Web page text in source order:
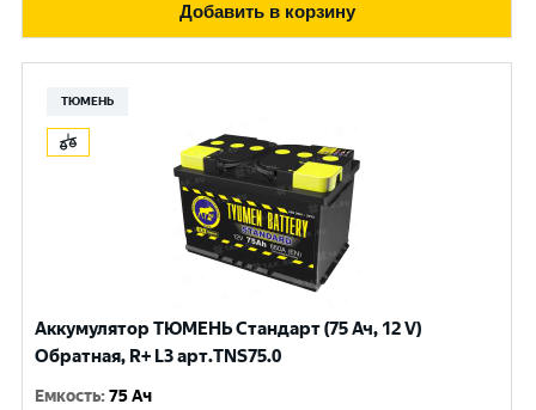
Добавить в корзину
ТЮМЕНЬ
Аккумулятор ТЮМЕНЬ Стандарт (75 Ач, 12 V)
Обратная, R+ L3 арт.TNS75.0
Емкость:75 Ач